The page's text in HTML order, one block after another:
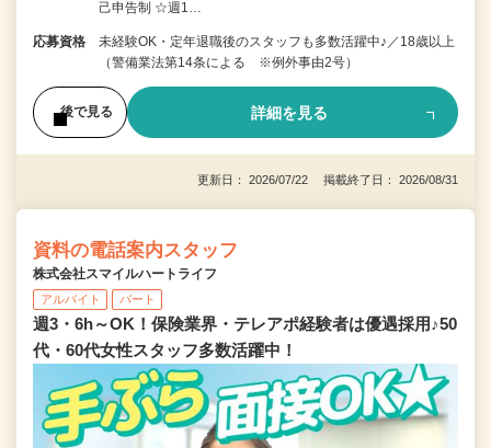
己申告制 ☆週1…
応募資格
未経験OK・定年退職後のスタッフも多数活躍中♪／18歳以上
（警備業法第14条による ※例外事由2号）
後で見る 詳細を見る
更新日： 2026/07/22 掲載終了日： 2026/08/31
資料の電話案内スタッフ
株式会社スマイルハートライフ
アルバイト パート
週3・6h～OK！保険業界・テレアポ経験者は優遇採用♪50
代・60代女性スタッフ多数活躍中！